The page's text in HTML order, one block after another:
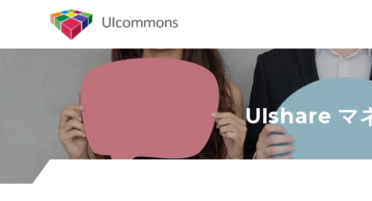
UIshare マ